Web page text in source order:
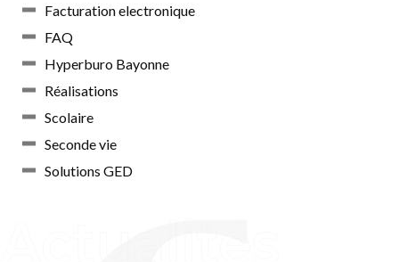
Facturation electronique
FAQ
Hyperburo Bayonne
Réalisations
Scolaire
Seconde vie
Solutions GED